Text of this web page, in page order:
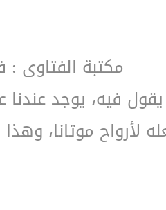
مكتبة الفتاوى
فيه، يوجد
لأرواح موتانا،